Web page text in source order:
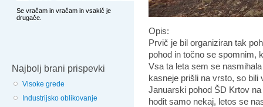
Najbolj brani prispevki
Visoke grede
Industrijsko oblikovanje
Opis:
Prvič je bil organiziran tak
pohod in točno se spomnim,
Vsa ta leta sem se
kasneje prišli na vrsto, so
Januarski pohod ŠD Krtov
hodit samo nekaj, letos se